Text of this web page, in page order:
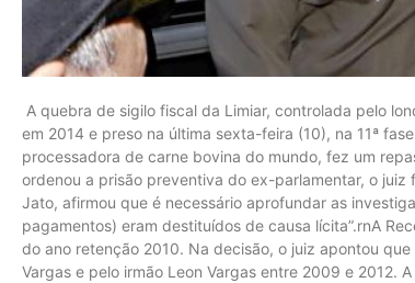
A quebra de sigilo fiscal da Limiar, controlada pelo
em 2014 e preso na última sexta-feira (10), na 11ª
processadora de carne bovina do mundo, fez um
ordenou a prisão preventiva do ex-parlamentar, o
Jato, afirmou que é necessário aprofundar as
pagamentos) eram destituídos de causa lícita”.rnA
do ano retenção 2010. Na decisão, o juiz apontou
Vargas e pelo irmão Leon Vargas entre 2009 e 2012.